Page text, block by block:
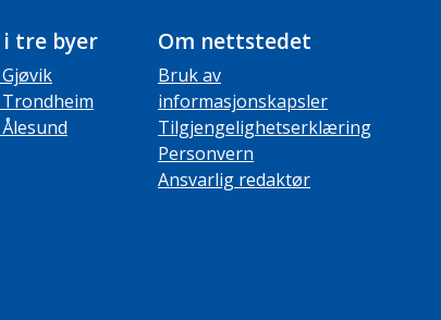
i tre byer Om nettstedet
Bruk av
informasjonskapsler
Tilgjengelighetserklæring
Personvern
Ansvarlig redaktør